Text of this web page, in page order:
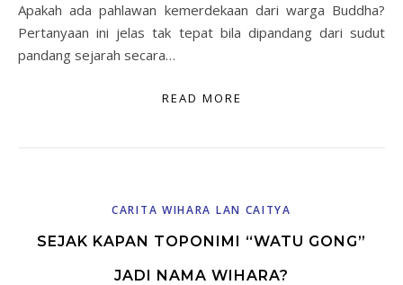
Apakah ada pahlawan kemerdekaan dari warga Buddha?
Pertanyaan ini jelas tak tepat bila dipandang dari sudut
pandang sejarah secara…
READ MORE
CARITA WIHARA LAN CAITYA
SEJAK KAPAN TOPONIMI “WATU GONG”
JADI NAMA WIHARA?